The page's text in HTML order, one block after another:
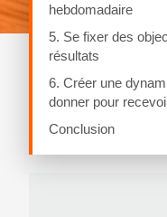
hebdomadaire
5. Se fixer des
résultats
6. Créer une
donner pour
Conclusion